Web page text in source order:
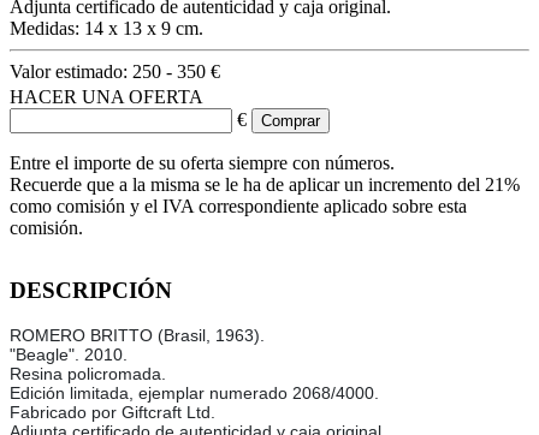
Adjunta certificado de autenticidad y caja original.
Medidas: 14 x 13 x 9 cm.
Valor estimado: 250 - 350 €
HACER UNA OFERTA
€
Entre el importe de su oferta siempre con números.
Recuerde que a la misma se le ha de aplicar un incremento del 21%
como comisión y el IVA correspondiente aplicado sobre esta
comisión.
DESCRIPCIÓN
ROMERO BRITTO (Brasil, 1963).
"Beagle". 2010.
Resina policromada.
Edición limitada, ejemplar numerado 2068/4000.
Fabricado por Giftcraft Ltd.